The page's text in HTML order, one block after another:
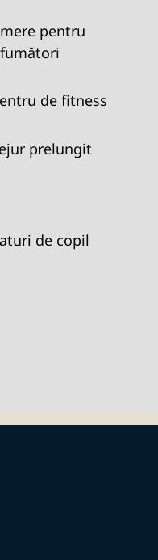
pentru
de fitness
prelungit
de copil